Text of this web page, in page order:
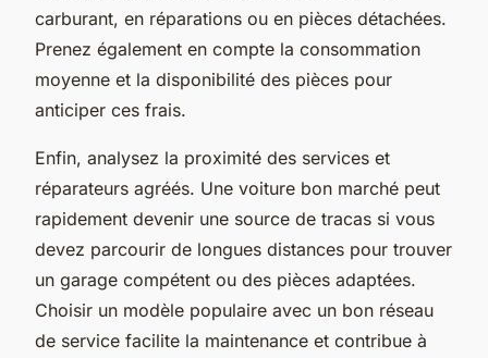
carburant, en réparations ou en pièces détachées.
Prenez également en compte la consommation
moyenne et la disponibilité des pièces pour
anticiper ces frais.
Enfin, analysez la proximité des services et
réparateurs agréés. Une voiture bon marché peut
rapidement devenir une source de tracas si vous
devez parcourir de longues distances pour trouver
un garage compétent ou des pièces adaptées.
Choisir un modèle populaire avec un bon réseau
de service facilite la maintenance et contribue à